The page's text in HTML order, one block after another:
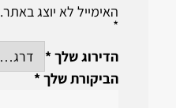
האימייל לא יוצג באתר.
*
הדירוג שלך*
הביקורת שלך*